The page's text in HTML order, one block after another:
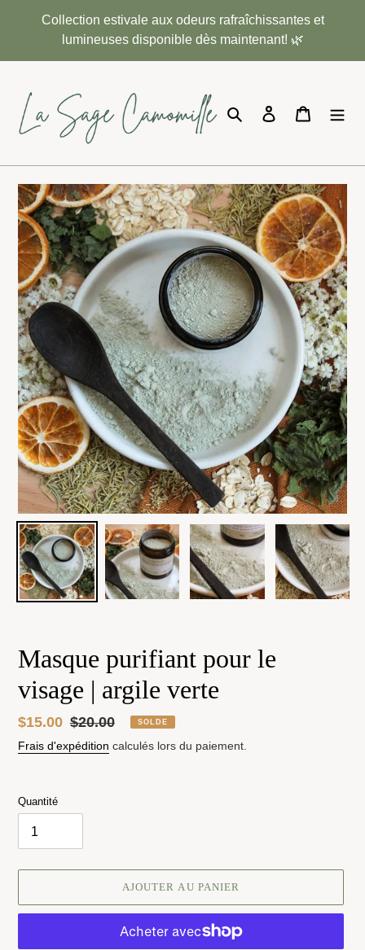
Collection estivale aux odeurs rafraîchissantes et
lumineuses disponible dès maintenant! 🌿
RechercherSe connecter
Panier
Masque purifiant pour le
visage | argile verte
Prix
réduit
$15.00 Prix
normal
$20.00 SOLDE
Frais d'expédition calculés lors du paiement.
Quantité
AJOUTER AU PANIER